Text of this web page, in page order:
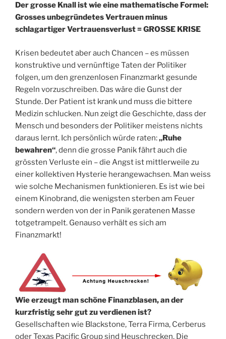
Der grosse Knall ist wie eine mathematische Formel:
Grosses unbegründetes Vertrauen minus
schlagartiger Vertrauensverlust = GROSSE KRISE
Krisen bedeutet aber auch Chancen – es müssen
konstruktive und vernünftige Taten der Politiker
folgen, um den grenzenlosen Finanzmarkt gesunde
Regeln vorzuschreiben. Das wäre die Gunst der
Stunde. Der Patient ist krank und muss die bittere
Medizin schlucken. Nun zeigt die Geschichte, dass der
Mensch und besonders der Politiker meistens nichts
daraus lernt. Ich persönlich würde raten:„Ruhe
bewahren“, denn die grosse Panik fährt auch die
grössten Verluste ein – die Angst ist mittlerweile zu
einer kollektiven Hysterie herangewachsen. Man weiss
wie solche Mechanismen funktionieren. Es ist wie bei
einem Kinobrand, die wenigsten sterben am Feuer
sondern werden von der in Panik geratenen Masse
totgetrampelt. Genauso verhält es sich am
Finanzmarkt!
Wie erzeugt man schöne Finanzblasen, an der
kurzfristig sehr gut zu verdienen ist?
Gesellschaften wie Blackstone, Terra Firma, Cerberus
oder Texas Pacific Group sind Heuschrecken. Die